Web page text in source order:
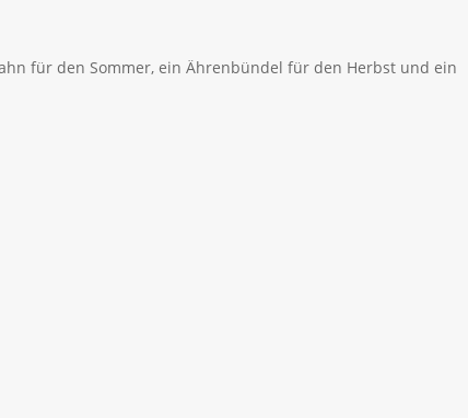
für den Sommer, ein Ährenbündel für den Herbst und ein